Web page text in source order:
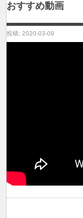
おすすめ動画
投稿: 2020-03-09